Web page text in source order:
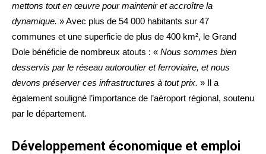
mettons tout en œuvre pour maintenir et accroître la
dynamique. » Avec plus de 54 000 habitants sur 47
communes et une superficie de plus de 400 km², le Grand
Dole bénéficie de nombreux atouts : « Nous sommes bien
desservis par le réseau autoroutier et ferroviaire, et nous
devons préserver ces infrastructures à tout prix. » Il a
également souligné l’importance de l’aéroport régional, soutenu
par le département.
Développement économique et emploi